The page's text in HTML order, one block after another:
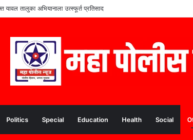
शिक्षणाला आधार; ममुराबाद येथे शैक्षणिक साहित्याचे वाटप
Politics Special Education Health Social